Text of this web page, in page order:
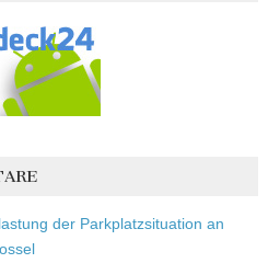
der Parkplatzsituation an